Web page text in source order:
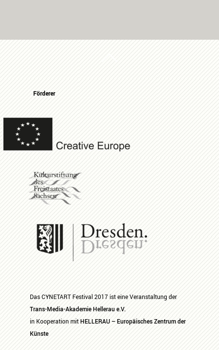
Förderer
Das CYNETART Festival 2017 ist eine Veranstaltung der
Trans-Media-Akademie Hellerau e.V.
in Kooperation mitHELLERAU – Europäisches Zentrum der
Künste